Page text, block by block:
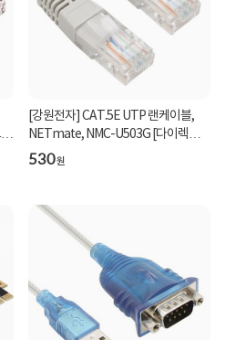
[강원전자] CAT.5E UTP 랜케이블,
NETmate, NMC-U503G [다이렉트/
연선] [그레이/0.3m...
530원